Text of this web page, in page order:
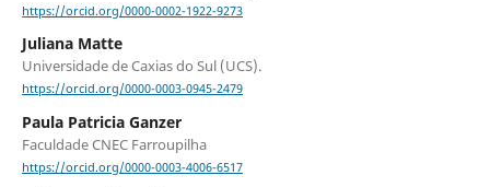
https://orcid.org/0000-0002-1922-9273
Juliana Matte
Universidade de Caxias do Sul (UCS).
https://orcid.org/0000-0003-0945-2479
Paula Patricia Ganzer
Faculdade CNEC Farroupilha
https://orcid.org/0000-0003-4006-6517